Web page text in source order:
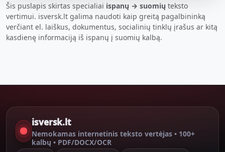
Šis puslapis skirtas specialiai ispanų → suomių teksto
vertimui. isversk.lt galima naudoti kaip greitą pagalbininką
verčiant el. laiškus, dokumentus, socialinių tinklų įrašus ar kitą
kasdienę informaciją iš ispanų į suomių kalbą.
isversk.lt
Nemokamas internetinis teksto vertėjas • 100+
kalbų • PDF/DOCX/OCR